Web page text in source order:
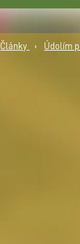
Články › Údolím